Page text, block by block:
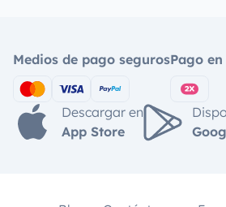
Medios de pago segurosPago
Descargar en
App Store